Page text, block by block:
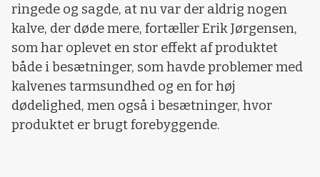
ringede og sagde, at nu var der aldrig nogen
kalve, der døde mere, fortæller Erik Jørgensen,
som har oplevet en stor effekt af produktet
både i besætninger, som havde problemer med
kalvenes tarmsundhed og en for høj
dødelighed, men også i besætninger, hvor
produktet er brugt forebyggende.